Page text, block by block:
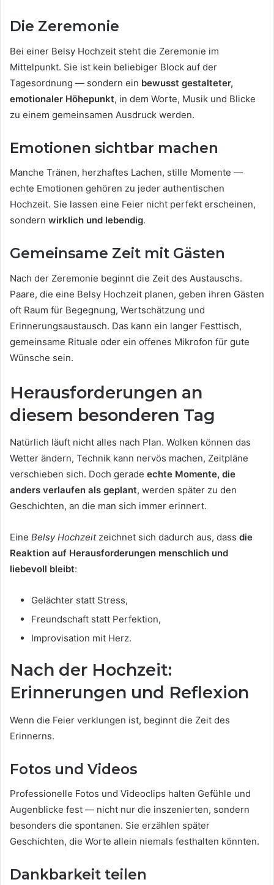
Die Zeremonie
Bei einer Belsy Hochzeit steht die Zeremonie im
Mittelpunkt. Sie ist kein beliebiger Block auf der
Tagesordnung — sondern ein bewusst gestalteter,
emotionaler Höhepunkt, in dem Worte, Musik und Blicke
zu einem gemeinsamen Ausdruck werden.
Emotionen sichtbar machen
Manche Tränen, herzhaftes Lachen, stille Momente —
echte Emotionen gehören zu jeder authentischen
Hochzeit. Sie lassen eine Feier nicht perfekt erscheinen,
sondern wirklich und lebendig.
Gemeinsame Zeit mit Gästen
Nach der Zeremonie beginnt die Zeit des Austauschs.
Paare, die eine Belsy Hochzeit planen, geben ihren Gästen
oft Raum für Begegnung, Wertschätzung und
Erinnerungsaustausch. Das kann ein langer Festtisch,
gemeinsame Rituale oder ein offenes Mikrofon für gute
Wünsche sein.
Herausforderungen an
diesem besonderen Tag
Natürlich läuft nicht alles nach Plan. Wolken können das
Wetter ändern, Technik kann nervös machen, Zeitpläne
verschieben sich. Doch gerade echte Momente, die
anders verlaufen als geplant, werden später zu den
Geschichten, an die man sich immer erinnert.
Eine Belsy Hochzeitzeichnet sich dadurch aus, dass die
Reaktion auf Herausforderungen menschlich und
liebevoll bleibt:
Gelächter statt Stress,
Freundschaft statt Perfektion,
Improvisation mit Herz.
Nach der Hochzeit:
Erinnerungen und Reflexion
Wenn die Feier verklungen ist, beginnt die Zeit des
Erinnerns.
Fotos und Videos
Professionelle Fotos und Videoclips halten Gefühle und
Augenblicke fest — nicht nur die inszenierten, sondern
besonders die spontanen. Sie erzählen später
Geschichten, die Worte allein niemals festhalten könnten.
Dankbarkeit teilen